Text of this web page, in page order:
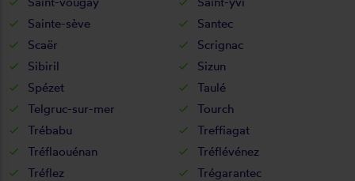
Sainte-sève
Santec
Scaër
Scrignac
Sibiril
Sizun
Spézet
Taulé
Telgruc-sur-mer
Tourch
Trébabu
Treffiagat
Tréflaouénan
Tréflévénez
Tréflez
Trégarantec